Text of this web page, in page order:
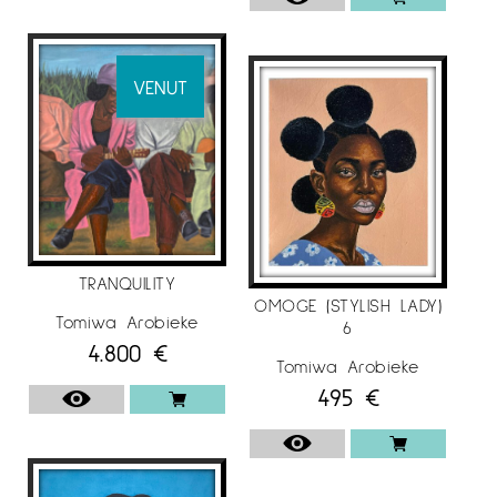
interacció entre el món natural i l’humà. Cada
obra és un reflex del seu diàleg interior i una
invitació a l’espectador participar en les
seves pròpies interpretacions i connexions amb
l’obra.
L’obra d’en Tomiwa s’ha exposat en diferents
galeries de prestigi internacional, i forma part
de col·leccions privades als Estats Units, Europa
i Nigèria.
EXPOSICIONS:
2024
-XIPPI, HERITAGE & METAMORPHOSIS: Voices in
West African Art. August Wilson African
VENUT
TRANQUILITY
Tomiwa Arobieke
4.800 €
OMOGE (STYLISH LADY)
6
Tomiwa Arobieke
495 €